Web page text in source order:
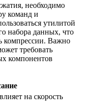
необходимо
команд и
утилитой
набора данных, что
компрессии. Важно
требовать
компонентов
на скорость